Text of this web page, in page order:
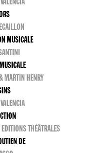
MUSICALE
MARTIN HENRY
THÉÂTRALES
DE